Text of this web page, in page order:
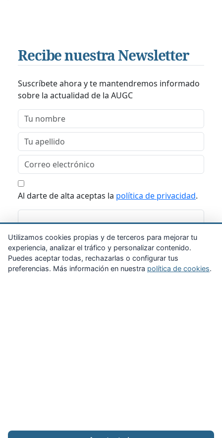
Recibe nuestra Newsletter
Suscríbete ahora y te mantendremos informado
sobre la actualidad de la AUGC
Al darte de alta aceptas la política de privacidad.
Suscribirme
Aviso legal · Cookies · Configurar cookies · Privacidad · Contacto
Utilizamos cookies propias y de terceros para mejorar tu
experiencia, analizar el tráfico y personalizar contenido.
Puedes aceptar todas, rechazarlas o configurar tus
preferencias. Más información en nuestra política de cookies.